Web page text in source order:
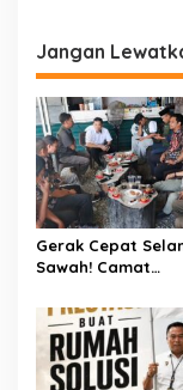
g
a
s
i
p
o
s
Jangan
Gerak Cepat
Sawah! Camat
Kementerian
Debit Air Irigasi
Sawitto Menulis